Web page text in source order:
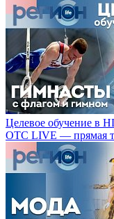
Целевое обучение в
ОТС LIVE — прямая